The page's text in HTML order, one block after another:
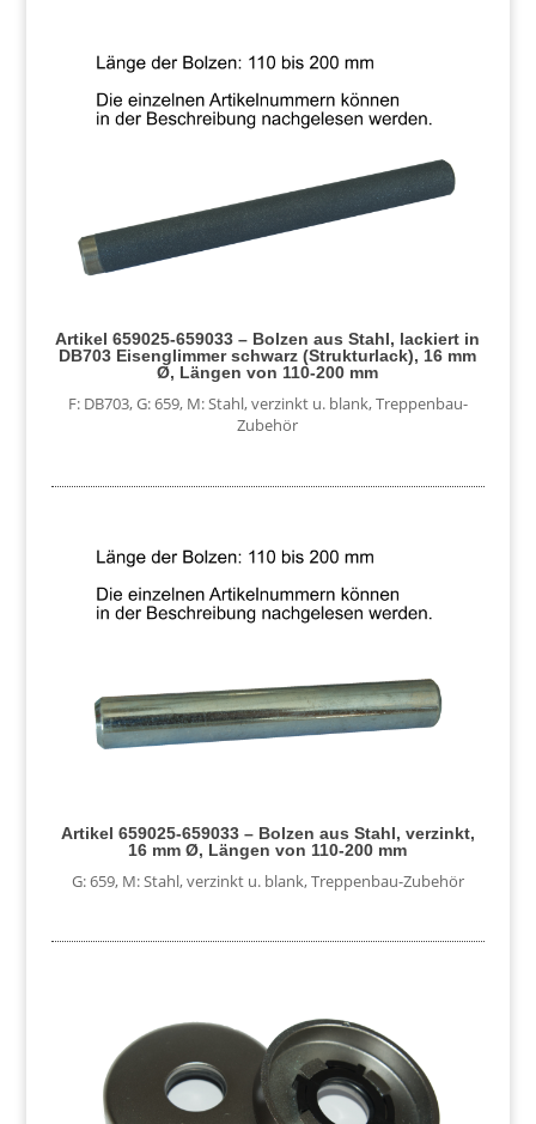
Artikel 659025-659033 – Bolzen aus Stahl, lackiert in
DB703 Eisenglimmer schwarz (Strukturlack), 16 mm
Ø, Längen von 110-200 mm
F: DB703,G: 659, M: Stahl, verzinkt u. blank,Treppenbau-
Zubehör
Artikel 659025-659033 – Bolzen aus Stahl, verzinkt,
16 mm Ø, Längen von 110-200 mm
G: 659, M: Stahl, verzinkt u. blank,Treppenbau-Zubehör